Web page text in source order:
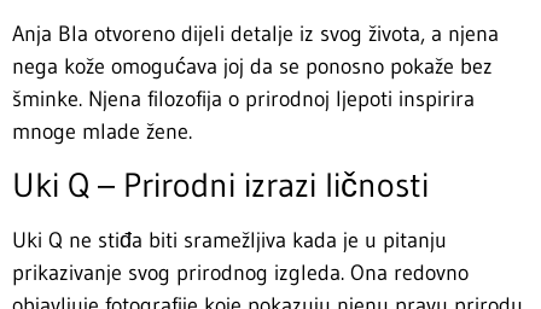
Anja Bla otvoreno dijeli detalje iz svog života, a njena
nega kože omogućava joj da se ponosno pokaže bez
šminke. Njena filozofija o prirodnoj ljepoti inspirira
mnoge mlade žene.
Uki Q – Prirodni izrazi ličnosti
Uki Q ne stiđa biti sramežljiva kada je u pitanju
prikazivanje svog prirodnog izgleda. Ona redovno